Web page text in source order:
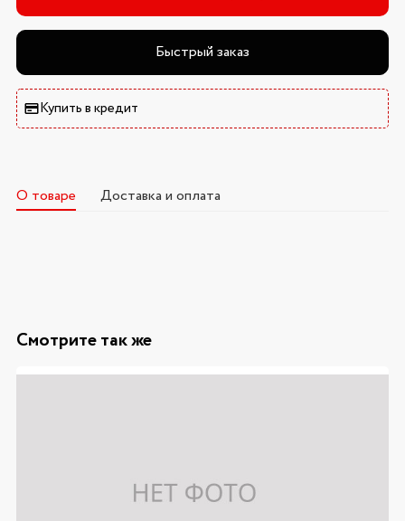
Быстрый заказ
Купить в кредит
О товаре Доставка и оплата
Смотрите так же